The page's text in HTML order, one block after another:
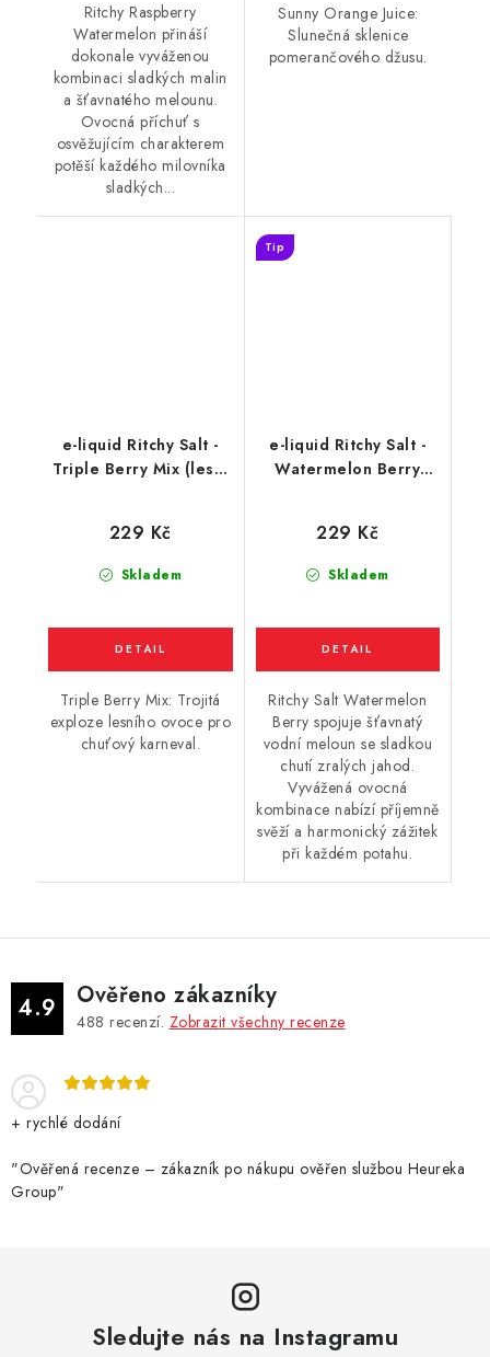
Ritchy Raspberry
Watermelon přináší
dokonale vyváženou
kombinaci sladkých malin
a šťavnatého melounu.
Ovocná příchuť s
osvěžujícím charakterem
potěší každého milovníka
sladkých...
Sunny Orange Juice:
Slunečná sklenice
pomerančového džusu.
e-liquid Ritchy Salt -
Triple Berry Mix (lesní
Skladem
229 Kč
Triple Berry Mix: Trojitá
exploze lesního ovoce pro
chuťový karneval.
e-liquid Ritchy Salt -
Watermelon Berry
Tip
Skladem
229 Kč
Ritchy Salt Watermelon
Berry spojuje šťavnatý
vodní meloun se sladkou
chutí zralých jahod.
Vyvážená ovocná
kombinace nabízí příjemně
svěží a harmonický zážitek
při každém potahu.
4.9 Ověřeno zákazníky
488 recenzí. Zobrazit všechny recenze
+ rychlé dodání
"Ověřená recenze – zákazník po nákupu ověřen službou Heureka
Group"
Sledujte nás na Instagramu